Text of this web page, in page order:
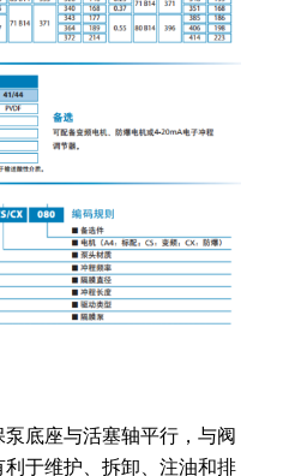
底座与活塞轴平行，与阀
于维护、拆卸、注油和排